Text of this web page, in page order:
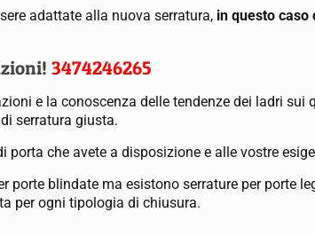
adattate alla nuova serratura, in questo caso
3474246265
e la conoscenza delle tendenze dei ladri sui
serratura giusta.
porta che avete a disposizione e alle vostre
blindate ma esistono serrature per porte
per ogni tipologia di chiusura.